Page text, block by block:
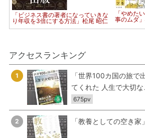
「ビジネス書の著者になっていきな
り年収を3倍にする方法」松尾 昭仁
「やめた
事のムダ
アクセスランキング
1
「世界100カ国の旅で
てくれた 人生で大切
675pv
2 「教養としての空き家